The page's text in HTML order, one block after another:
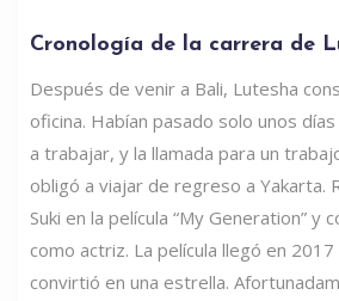
Cronología de la carrera de
Después de venir a Bali, Lutesha
oficina. Habían pasado solo unos
a trabajar, y la llamada para un
obligó a viajar de regreso a Yakarta.
Suki en la película “My Generation” y
como actriz. La película llegó en
convirtió en una estrella.